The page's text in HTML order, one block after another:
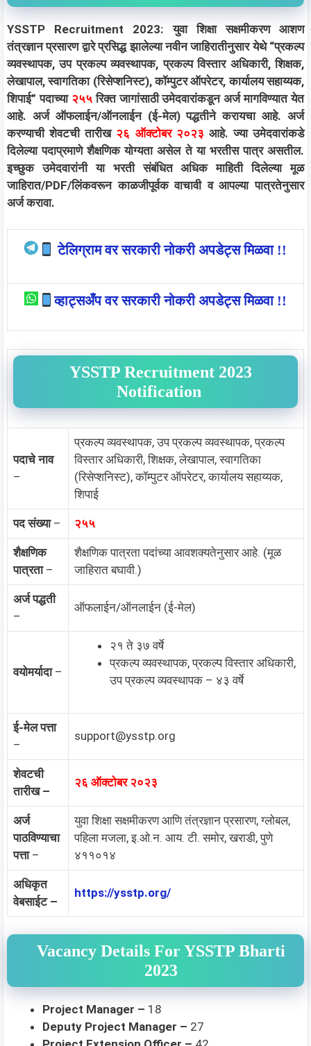
YSSTP Recruitment 2023: युवा शिक्षा सक्षमीकरण आशण
तंत्रज्ञान प्रसारण द्वारे प्रसिद्ध झालेल्या नवीन जाहिरातीनुसार येथे “प्रकल्प
व्यवस्थापक, उप प्रकल्प व्यवस्थापक, प्रकल्प विस्तार अधिकारी, शिक्षक,
लेखापाल, स्वागतिका (रिसेप्शनिस्ट), कॉम्पुटर ऑपरेटर, कार्यालय सहाय्यक,
शिपाई” पदाच्या २५५रिक्त जागांसाठी उमेदवारांकडून अर्ज मागविण्यात येत
आहे. अर्ज ऑफलाईन/ऑनलाईन (ई-मेल) पद्धतीने करायचा आहे. अर्ज
करण्याची शेवटची तारीख२६ ऑक्टोबर २०२३ आहे. ज्या उमेदवारांकडे
दिलेल्या पदाप्रमाणे शैक्षणिक योग्यता असेल ते या भरतीस पात्र असतील.
इच्छुक उमेदवारांनी या भरती संबंधित अधिक माहिती दिलेल्या मूळ
जाहिरात/PDF/लिंकवरून काळजीपूर्वक वाचावी व आपल्या पात्रतेनुसार
अर्ज करावा.
टेलिग्राम वर सरकारी नोकरी अपडेट्स मिळवा !!
व्हाट्सअँप वर सरकारी नोकरी अपडेट्स मिळवा !!
YSSTP Recruitment 2023
Notification
पदाचे नाव
–
प्रकल्प व्यवस्थापक, उप प्रकल्प व्यवस्थापक, प्रकल्प
विस्तार अधिकारी, शिक्षक, लेखापाल, स्वागतिका
(रिसेप्शनिस्ट), कॉम्पुटर ऑपरेटर, कार्यालय सहाय्यक,
शिपाई
पद संख्या– २५५
शैक्षणिक
पात्रता–
शैक्षणिक पात्रता पदांच्या आवशक्यतेनुसार आहे. (मूळ
जाहिरात बघावी.)
अर्ज पद्धती
–
ऑफलाईन/ऑनलाईन (ई-मेल)
वयोमर्यादा–
२१ ते ३७ वर्षे
प्रकल्प व्यवस्थापक, प्रकल्प विस्तार अधिकारी,
उप प्रकल्प व्यवस्थापक – ४३ वर्षे
ई-मेल पत्ता
–
support@ysstp.org
शेवटची
तारीख –
२६ ऑक्टोबर २०२३
अर्ज
पाठविण्याचा
पत्ता–
युवा शिक्षा सक्षमीकरण आणि तंत्रज्ञान प्रसारण, ग्लोबल,
पहिला मजला, इ.ओ.न. आय. टी. समोर, खराडी, पुणे
४११०१४
अधिकृत
वेबसाईट –
https://ysstp.org/
Vacancy Details For YSSTP Bharti
2023
Project Manager – 18
Deputy Project Manager – 27